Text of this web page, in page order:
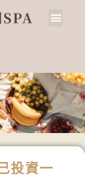
投資一